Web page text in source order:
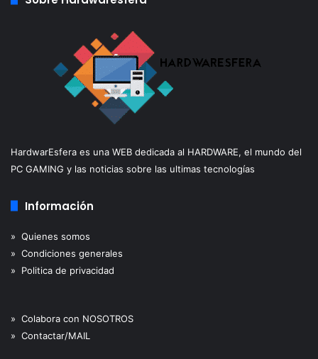
HardwarEsfera es una WEB dedicada al HARDWARE, el mundo del
PC GAMING y las noticias sobre las ultimas tecnologías
Información
» Quienes somos
» Condiciones generales
» Politica de privacidad
» Colabora con NOSOTROS
» Contactar/MAIL